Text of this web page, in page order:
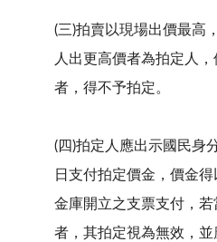
(三)拍賣以現場出價最高
人出更高價者為拍定人
者，得不予拍定。
(四)拍定人應出示國民身
日支付拍定價金，價金
金庫開立之支票支付，
者，其拍定視為無效，